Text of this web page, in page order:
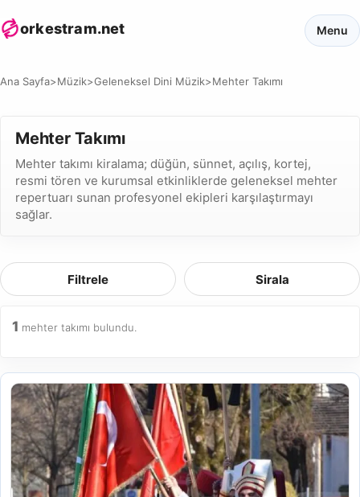
orkestram.net Menu
Ana Sayfa>Müzik>Geleneksel Dini Müzik>Mehter Takımı
Mehter Takımı
Mehter takımı kiralama; düğün, sünnet, açılış, kortej,
resmi tören ve kurumsal etkinliklerde geleneksel mehter
repertuarı sunan profesyonel ekipleri karşılaştırmayı
sağlar.
Filtrele Sirala
1 mehter takımı bulundu.